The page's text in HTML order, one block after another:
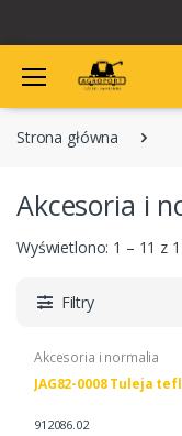
Strona główna
Akcesoria i
Wyświetlono: 1 – 11 z
Filtry
Akcesoria i normalia
JAG82-0008 Tuleja
912086.02